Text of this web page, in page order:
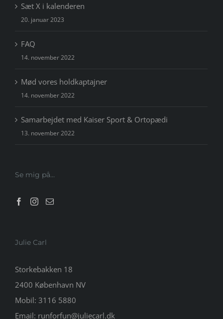
Sæt X i kalenderen
20. januar 2023
FAQ
14. november 2022
Mød vores holdkaptajner
14. november 2022
Samarbejdet med Kaiser Sport & Ortopædi
13. november 2022
Se mig på…
Julie Carl
Storkebakken 18
2400 København NV
Mobil: 3116 5880
Email: runforfun@juliecarl.dk